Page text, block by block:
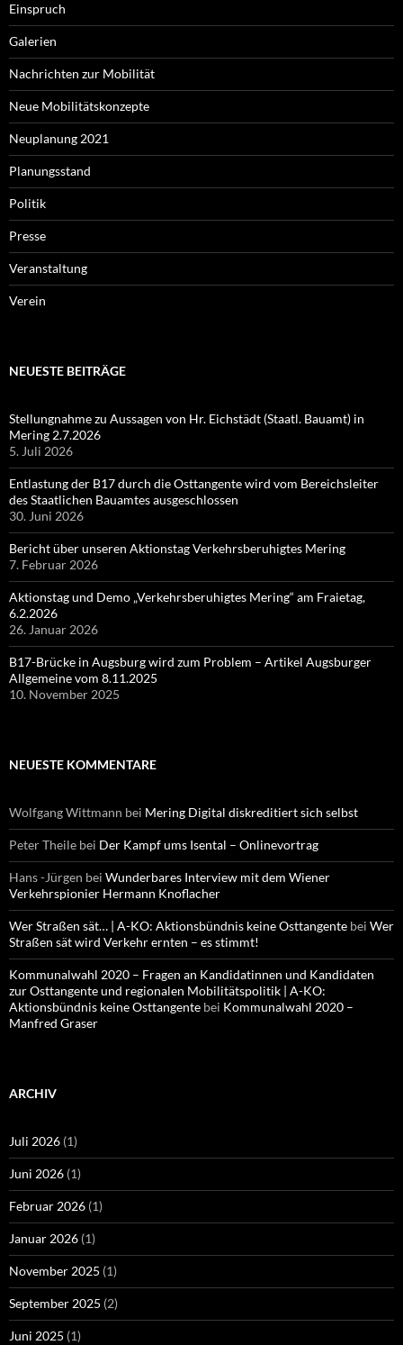
Einspruch
Galerien
Nachrichten zur Mobilität
Neue Mobilitätskonzepte
Neuplanung 2021
Planungsstand
Politik
Presse
Veranstaltung
Verein
NEUESTE BEITRÄGE
Stellungnahme zu Aussagen von Hr. Eichstädt (Staatl. Bauamt) in
Mering 2.7.2026
5. Juli 2026
Entlastung der B17 durch die Osttangente wird vom Bereichsleiter
des Staatlichen Bauamtes ausgeschlossen
30. Juni 2026
Bericht über unseren Aktionstag Verkehrsberuhigtes Mering
7. Februar 2026
Aktionstag und Demo „Verkehrsberuhigtes Mering“ am Fraietag,
6.2.2026
26. Januar 2026
B17-Brücke in Augsburg wird zum Problem – Artikel Augsburger
Allgemeine vom 8.11.2025
10. November 2025
NEUESTE KOMMENTARE
Wolfgang Wittmann bei Mering Digital diskreditiert sich selbst
Peter Theile bei Der Kampf ums Isental – Onlinevortrag
Hans -Jürgen bei Wunderbares Interview mit dem Wiener
Verkehrspionier Hermann Knoflacher
Wer Straßen sät… | A-KO: Aktionsbündnis keine Osttangente bei Wer
Straßen sät wird Verkehr ernten – es stimmt!
Kommunalwahl 2020 – Fragen an Kandidatinnen und Kandidaten
zur Osttangente und regionalen Mobilitätspolitik | A-KO:
Aktionsbündnis keine Osttangente bei Kommunalwahl 2020 –
Manfred Graser
ARCHIV
Juli 2026 (1)
Juni 2026 (1)
Februar 2026 (1)
Januar 2026 (1)
November 2025 (1)
September 2025 (2)
Juni 2025 (1)